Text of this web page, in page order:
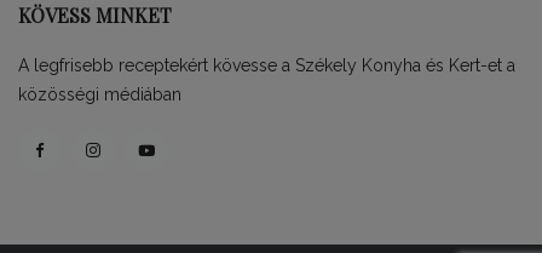
KÖVESS MINKET
A legfrisebb receptekért kövesse a Székely Konyha és Kert-et a
közösségi médiában